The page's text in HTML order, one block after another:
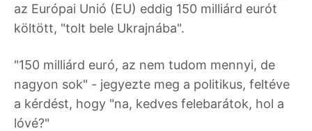
az Európai Unió (EU) eddig 150 milliárd eurót
költött, "tolt bele Ukrajnába".
"150 milliárd euró, az nem tudom mennyi, de
nagyon sok" - jegyezte meg a politikus, feltéve
a kérdést, hogy "na, kedves felebarátok, hol a
lóvé?"